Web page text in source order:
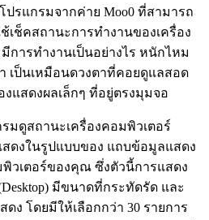
ปรแกรมจากค่าย Moo0 ที่สามารถ
เช็คสถานะการทำงานของเครื่อง
ารทำงานเป็นอย่างไร หนักไหม
เป็นเหมือนดวงตาที่คอยดูแลสอด
แสดงผลเล็กๆ ที่อยู่ตรงมุมจอ
มดูสถานะเครื่องคอมพิวเตอร์
แสดงในรูปแบบของ แถบข้อมูลแสดง
วเตอร์ของคุณ ซึ่งตัวนี้การแสดง
มีขนาดที่กระทัดรัด และ
ง โดยมีให้เลือกกว่า 30 รายการ